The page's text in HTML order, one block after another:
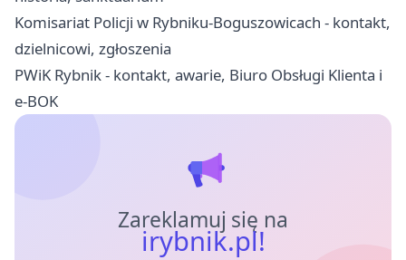
Komisariat Policji w Rybniku-Boguszowicach - kontakt,
dzielnicowi, zgłoszenia
PWiK Rybnik - kontakt, awarie, Biuro Obsługi Klienta i
e-BOK
Zareklamuj się na
irybnik.pl!